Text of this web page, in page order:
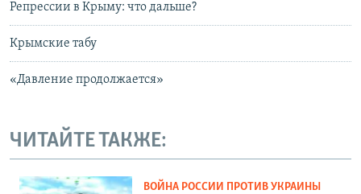
Репрессии в Крыму: что дальше?
Крымские табу
«Давление продолжается»
ЧИТАЙТЕ ТАКЖЕ:
ВОЙНА РОССИИ ПРОТИВ УКРАИНЫ